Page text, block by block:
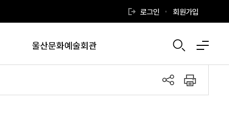
로그인 회원가입
울산문화예술회관